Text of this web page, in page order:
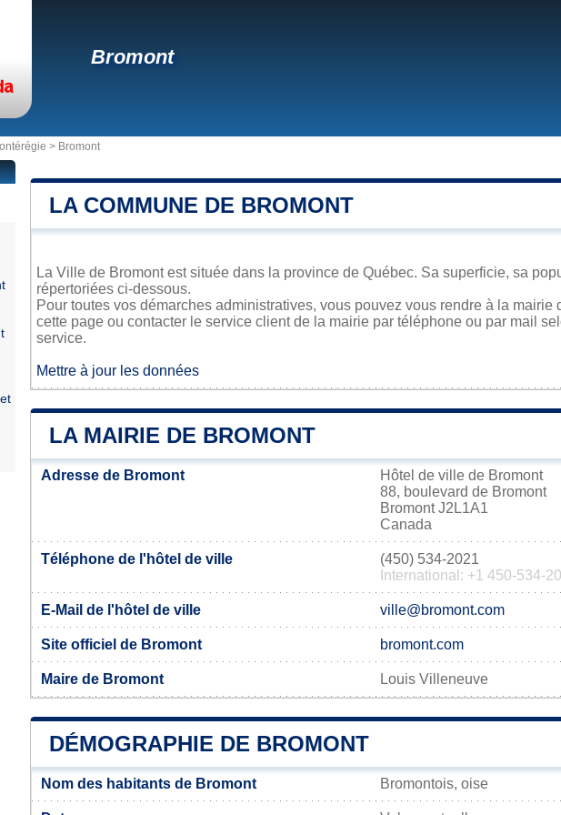
Bromont
> Bromont
LA COMMUNE DE BROMONT
La Ville de Bromont est située dans la province de Québec. Sa superficie, sa
répertoriées ci-dessous.
Pour toutes vos démarches administratives, vous pouvez vous rendre à la
cette page ou contacter le service client de la mairie par téléphone ou par mail
service.
Mettre à jour les données
LA MAIRIE DE BROMONT
Adresse de Bromont
Hôtel de ville de Bromont
88, boulevard de Bromont
Bromont J2L1A1
Canada
Téléphone de l'hôtel de ville
(450) 534-2021
International: +1 450-534-
E-Mail de l'hôtel de ville ville@bromont.com
Site officiel de Bromont bromont.com
Maire de Bromont Louis Villeneuve
DÉMOGRAPHIE DE BROMONT
Nom des habitants de Bromont Bromontois, oise